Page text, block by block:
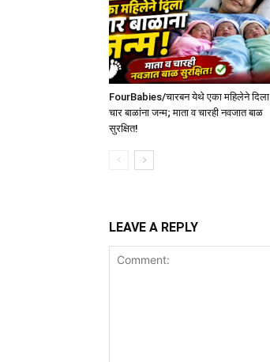
FourBabies/चारबन येथे एका महिलेने दिला
चार बाळांना जन्म; माता व चारही नवजात बाळ
सुरक्षित!
LEAVE A REPLY